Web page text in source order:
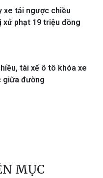
xe tải ngược chiều
xử phạt 19 triệu đồng
tài xế ô tô khóa xe
giữa đường
MỤC